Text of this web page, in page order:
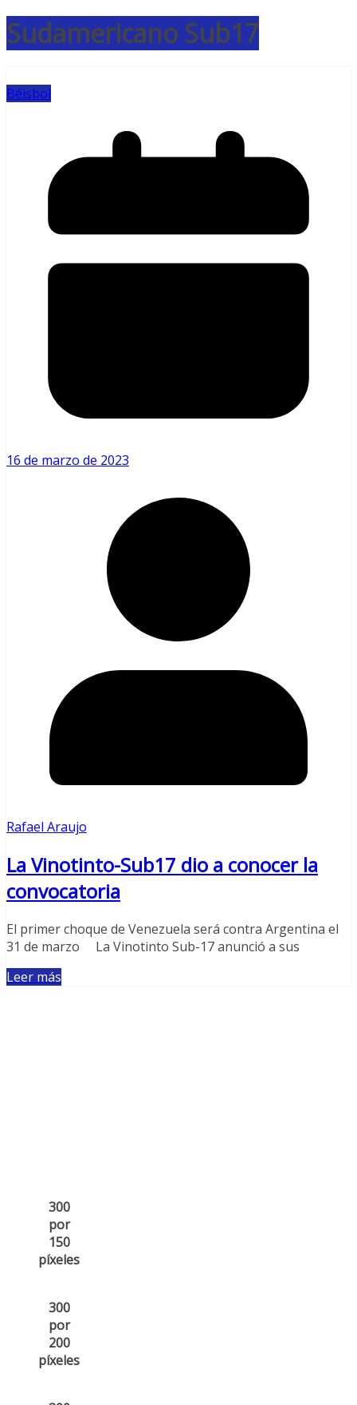
Sudamericano Sub17
Béisbol
16 de marzo de 2023
Rafael Araujo
La Vinotinto-Sub17 dio a conocer la
convocatoria
El primer choque de Venezuela será contra Argentina el
31 de marzo La Vinotinto Sub-17 anunció a sus
Leer más
300
por
150
píxeles
300
por
200
píxeles